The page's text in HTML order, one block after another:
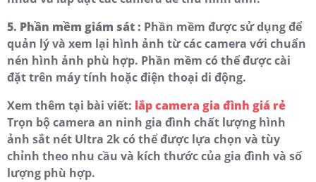
5. Phần mềm giám sát : Phần mềm được sử dụng để
quản lý và xem lại hình ảnh từ các camera với chuẩn
nén hình ảnh phù hợp. Phần mềm có thể được cài
đặt trên máy tính hoặc điện thoại di động.
Xem thêm tại bài viết: lắp camera gia đình giá rẻ
Trọn bộ camera an ninh gia đình chất lượng hình
ảnh sắt nét Ultra 2k có thể được lựa chọn và tùy
chỉnh theo nhu cầu và kích thước của gia đình và số
lượng phù hợp.